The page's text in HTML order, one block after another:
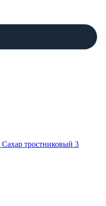
Сахар тростниковый 3